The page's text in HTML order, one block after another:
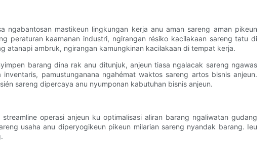
mastikeun lingkungan kerja anu aman sareng aman pikeun
peraturan kaamanan industri, ngirangan résiko kacilakaan sareng tatu di
atanapi ambruk, ngirangan kamungkinan kacilakaan di tempat kerja.
barang dina rak anu ditunjuk, anjeun tiasa ngalacak sareng ngawas
pamustunganana ngahémat waktos sareng artos bisnis anjeun.
sareng dipercaya anu nyumponan kabutuhan bisnis anjeun.
operasi anjeun ku optimalisasi aliran barang ngaliwatan gudang
usaha anu diperyogikeun pikeun milarian sareng nyandak barang. Ieu